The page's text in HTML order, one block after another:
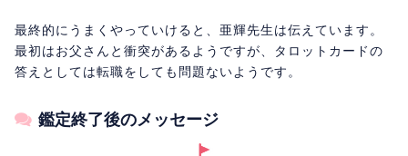
最終的にうまくやっていけると、亜輝先生は伝えています。
最初はお父さんと衝突があるようですが、タロットカードの
答えとしては転職をしても問題ないようです。
鑑定終了後のメッセージ